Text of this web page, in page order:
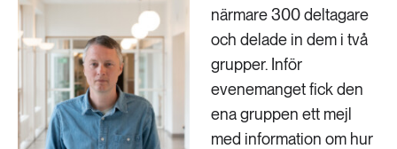
närmare 300 deltagare
och delade in dem i två
grupper. Inför
evenemanget fick den
ena gruppen ett mejl
med information om hur